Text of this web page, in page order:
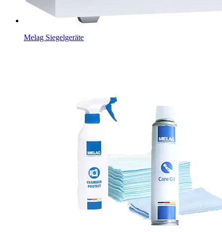
Melag Siegelgeräte